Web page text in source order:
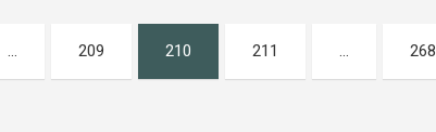
… 209 210 211 … 268